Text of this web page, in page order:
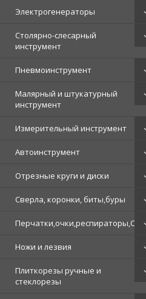
Электрогенераторы
Столярно-слесарный
инструмент
Пневмоинструмент
Малярный и штукатурный
инструмент
Измерительный инструмент
Автоинструмент
Отрезные круги и диски
Сверла, коронки, биты,буры
Перчатки,очки,респираторы,СИЗ
Ножи и лезвия
Плиткорезы ручные и
стеклорезы